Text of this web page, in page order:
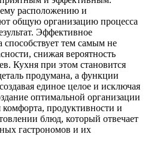
расположению и
общую организацию процесса
Эффективное
способствует тем самым не
снижая вероятность
Кухня при этом становится
продумана, а функции
единое целое и исключая
оптимальной организации
продуктивности и
блюд, который отвечает
гастрономов и их